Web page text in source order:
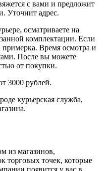
с вами и предложит
Уточнит адрес.
осматриваете на
комплектации. Если
примерка. Время осмотра и
После вы можете
от покупки.
3000 рублей.
курьерская служба,
из магазинов,
торговых точек, которые